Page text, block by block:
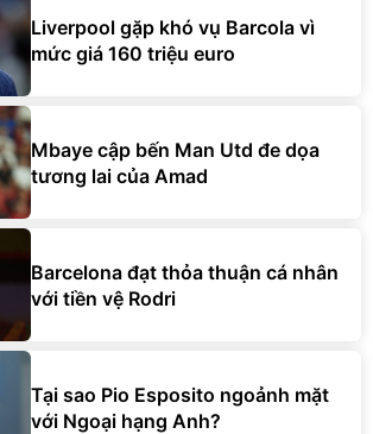
Liverpool gặp khó vụ Barcola vì
mức giá 160 triệu euro
Mbaye cập bến Man Utd đe dọa
tương lai của Amad
Barcelona đạt thỏa thuận cá nhân
với tiền vệ Rodri
Tại sao Pio Esposito ngoảnh mặt
với Ngoại hạng Anh?